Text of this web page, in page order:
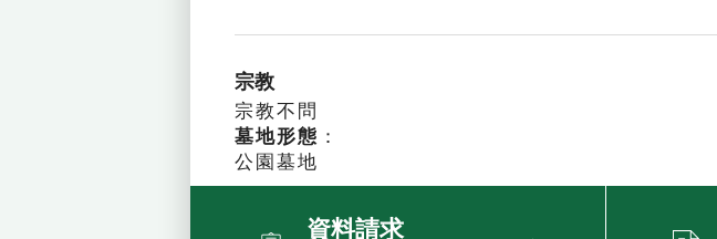
宗教
宗教不問
墓地形態 ：
公園墓地
資料請求